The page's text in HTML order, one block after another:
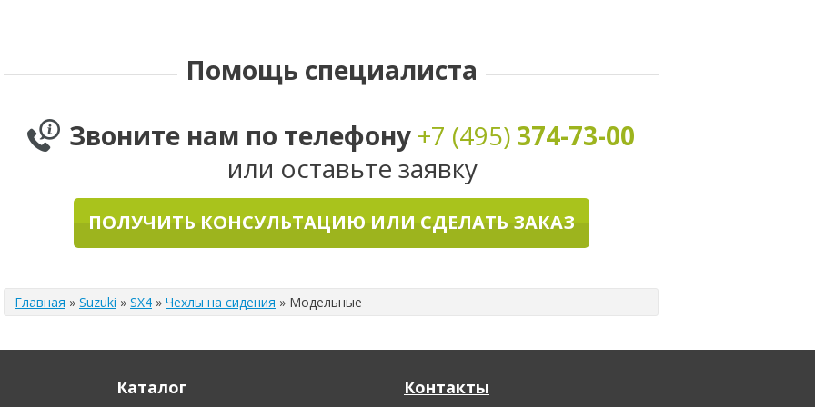
Помощь специалиста
Звоните нам по телефону +7 (495) 374-73-00
или оставьте заявку
ПОЛУЧИТЬ КОНСУЛЬТАЦИЮ ИЛИ СДЕЛАТЬ ЗАКАЗ
Главная » Suzuki » SX4 » Чехлы на сидения » Модельные
Каталог Контакты